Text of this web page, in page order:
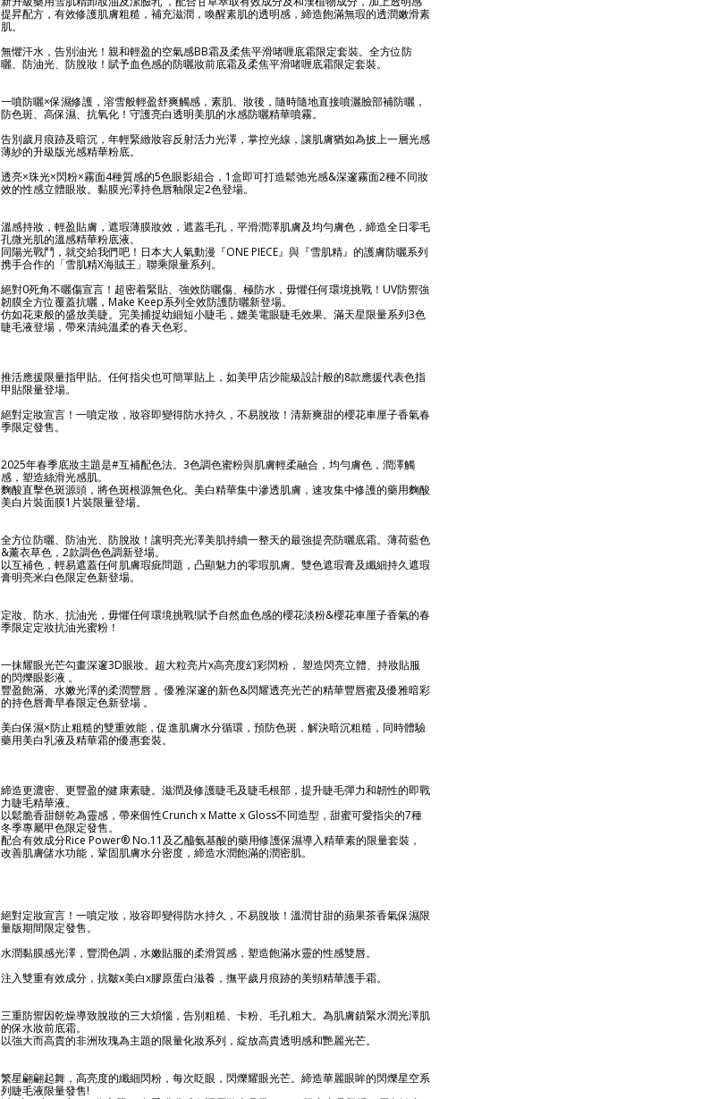
提昇配方，有效修護肌膚粗糙，補充滋潤，喚醒素肌的透明感，締造飽滿無瑕的透潤嫩滑素
肌。
無懼汗水，告別油光！親和輕盈的空氣感BB霜及柔焦平滑啫喱底霜限定套裝。全方位防
曬、防油光、防脫妝！賦予血色感的防曬妝前底霜及柔焦平滑啫喱底霜限定套裝。
一噴防曬×保濕修護，溶雪般輕盈舒爽觸感，素肌、妝後，隨時隨地直接噴灑臉部補防曬，
防色斑、高保濕、抗氧化！守護亮白透明美肌的水感防曬精華噴霧。
告別歲月痕跡及暗沉，年輕緊緻妝容反射活力光澤，掌控光線，讓肌膚猶如為披上一層光感
薄紗的升級版光感精華粉底。
透亮×珠光×閃粉×霧面4種質感的5色眼影組合，1盒即可打造鬆弛光感&深邃霧面2種不同妝
效的性感立體眼妝。黏膜光澤持色唇釉限定2色登場。
溫感持妝，輕盈貼膚，遮瑕薄膜妝效，遮蓋毛孔，平滑潤澤肌膚及均勻膚色，締造全日零毛
孔微光肌的溫感精華粉底液。
同陽光戰鬥，就交給我們吧！日本大人氣動漫『ONE PIECE』與『雪肌精』的護膚防曬系列
携手合作的「雪肌精X海賊王」聯乘限量系列。
絕對0死角不曬傷宣言！超密着緊貼、強效防曬傷、極防水，毋懼任何環境挑戰！UV防禦強
韌膜全方位覆蓋抗曬，Make Keep系列全效防護防曬新登場。
仿如花束般的盛放美睫。完美捕捉幼細短小睫毛，媲美電眼睫毛效果。滿天星限量系列3色
睫毛液登場，帶來清純溫柔的春天色彩。
推活應援限量指甲貼。任何指尖也可簡單貼上，如美甲店沙龍級設計般的8款應援代表色指
甲貼限量登場。
絕對定妝宣言！一噴定妝，妝容即變得防水持久，不易脫妝！清新爽甜的櫻花車厘子香氣春
季限定發售。
2025年春季底妝主題是#互補配色法。3色調色蜜粉與肌膚輕柔融合，均勻膚色，潤澤觸
感，塑造絲滑光感肌。
麴酸直擊色斑源頭，將色斑根源無色化。美白精華集中滲透肌膚，速攻集中修護的藥用麴酸
美白片裝面膜1片裝限量登場。
全方位防曬、防油光、防脫妝！讓明亮光澤美肌持續一整天的最強提亮防曬底霜。薄荷藍色
&薰衣草色，2款調色色調新登場。
以互補色，輕易遮蓋任何肌膚瑕疵問題，凸顯魅力的零瑕肌膚。雙色遮瑕膏及纖細持久遮瑕
膏明亮米白色限定色新登場。
定妝、防水、抗油光，毋懼任何環境挑戰!賦予自然血色感的櫻花淡粉&櫻花車厘子香氣的春
季限定定妝抗油光蜜粉！
一抹耀眼光芒勾畫深邃3D眼妝。超大粒亮片x高亮度幻彩閃粉， 塑造閃亮立體、持妝貼服
的閃爍眼影液 。
豐盈飽滿、水嫩光澤的柔潤豐唇 。優雅深邃的新色&閃耀透亮光芒的精華豐唇蜜及優雅暗彩
的持色唇膏早春限定色新登場 。
美白保濕×防止粗糙的雙重效能，促進肌膚水分循環，預防色斑，解決暗沉粗糙，同時體驗
藥用美白乳液及精華霜的優惠套裝。
締造更濃密、更豐盈的健康素睫。滋潤及修護睫毛及睫毛根部，提升睫毛彈力和韌性的即戰
力睫毛精華液。
以鬆脆香甜餅乾為靈感，帶來個性Crunch x Matte x Gloss不同造型，甜蜜可愛指尖的7種
冬季專屬甲色限定發售。
配合有效成分Rice Power® No.11及乙醯氨基酸的藥用修護保濕導入精華素的限量套裝，
改善肌膚儲水功能，鞏固肌膚水分密度，締造水潤飽滿的潤密肌。
絕對定妝宣言！一噴定妝，妝容即變得防水持久，不易脫妝！溫潤甘甜的蘋果茶香氣保濕限
量版期間限定發售。
水潤黏膜感光澤，豐潤色調，水嫩貼服的柔滑質感，塑造飽滿水靈的性感雙唇。
注入雙重有效成分，抗皺x美白x膠原蛋白滋養，撫平歲月痕跡的美頸精華護手霜。
三重防禦因乾燥導致脫妝的三大煩惱，告別粗糙、卡粉、毛孔粗大。為肌膚鎖緊水潤光澤肌
的保水妝前底霜。
以強大而高貴的非洲玫瑰為主題的限量化妝系列，綻放高貴透明感和艷麗光芒。
繁星翩翩起舞，高亮度的纖細閃粉，每次眨眼，閃爍耀眼光芒。締造華麗眼眸的閃爍星空系
列睫毛液限量發售!